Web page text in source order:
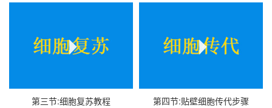
第三节:细胞复苏教程 第四节:贴壁细胞传代步骤